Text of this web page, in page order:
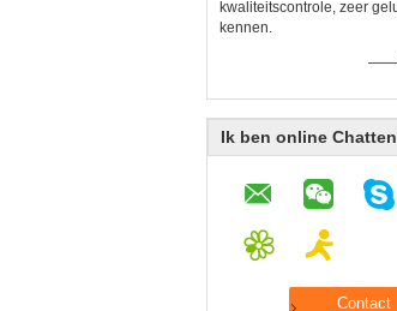
kwaliteitscontrole, zeer
kennen.
——
Ik ben online